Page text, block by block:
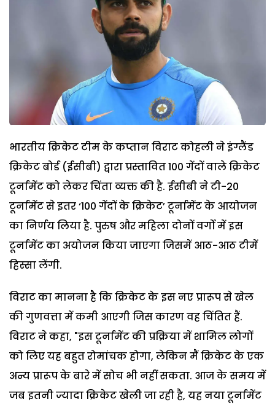
भारतीय क्रिकेट टीम के कप्तान विराट कोहली ने इंग्लैंड
क्रिकेट बोर्ड (ईसीबी) द्वारा प्रस्तावित 100 गेंदों वाले क्रिकेट
टूर्नामेंट को लेकर चिंता व्यक्त की है. ईसीबी ने टी-20
टूर्नामेंट से इतर ‘100 गेंदों के क्रिकेट’ टूर्नामेंट के आयोजन
का निर्णय लिया है. पुरुष और महिला दोनों वर्गो में इस
टूर्नामेंट का अयोजन किया जाएगा जिसमें आठ-आठ टीमें
हिस्सा लेंगी.
विराट का मानना है कि क्रिकेट के इस नए प्रारूप से खेल
की गुणवत्ता में कमी आएगी जिस कारण वह चिंतित हैं.
विराट ने कहा, "इस टूर्नामेंट की प्रक्रिया में शामिल लोगों
को लिए यह बहुत रोमांचक होगा, लेकिन मैं क्रिकेट के एक
अन्य प्रारूप के बारे में सोच भी नहीं सकता. आज के समय में
जब इतनी ज्यादा क्रिकेट खेली जा रही है, यह नया टूर्नामेंट